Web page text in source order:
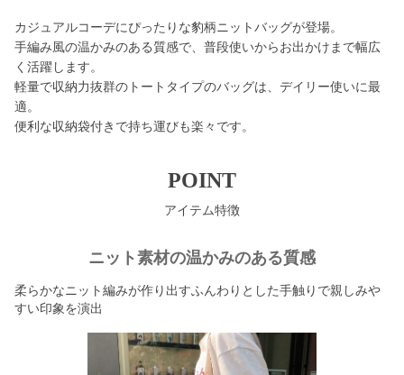
カジュアルコーデにぴったりな豹柄ニットバッグが登場。
手編み風の温かみのある質感で、普段使いからお出かけまで幅広
く活躍します。
軽量で収納力抜群のトートタイプのバッグは、デイリー使いに最
適。
便利な収納袋付きで持ち運びも楽々です。
POINT
アイテム特徴
ニット素材の温かみのある質感
柔らかなニット編みが作り出すふんわりとした手触りで親しみや
すい印象を演出